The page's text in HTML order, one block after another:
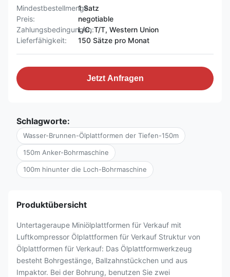
Mindestbestellmenge:
1 Satz
Preis:
negotiable
Zahlungsbedingungen:L/C, T/T, Western Union
Lieferfähigkeit:
150 Sätze pro Monat
Jetzt Anfragen
Schlagworte:
Wasser-Brunnen-Ölplattformen der Tiefen-150m
150m Anker-Bohrmaschine
100m hinunter die Loch-Bohrmaschine
Produktübersicht
Untertageraupe Miniölplattformen für Verkauf mit
Luftkompressor Ölplattformen für Verkauf Struktur von
Ölplattformen für Verkauf: Das Ölplattformwerkzeug
besteht Bohrgestänge, Ballzahnstückchen und aus
Impaktor. Bei der Bohrung, benutzen Sie zwei